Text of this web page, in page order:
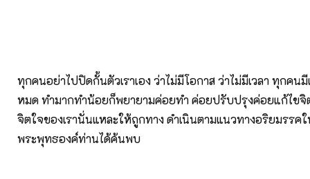
ทุกคนอย่าไปปิดกั้นตัวเราเอง ว่าไม่มีโอกาส ว่าไม่มีเวลา ทุกคน
หมด ทำมากทำน้อยก็พยายามค่อยทำ ค่อยปรับปรุงค่อยแก้ไขจิ
จิตใจของเรานั่นแหละให้ถูกทาง ดำเนินตามแนวทางอริยมรรค
พระพุทธองค์ท่านได้ค้นพบ